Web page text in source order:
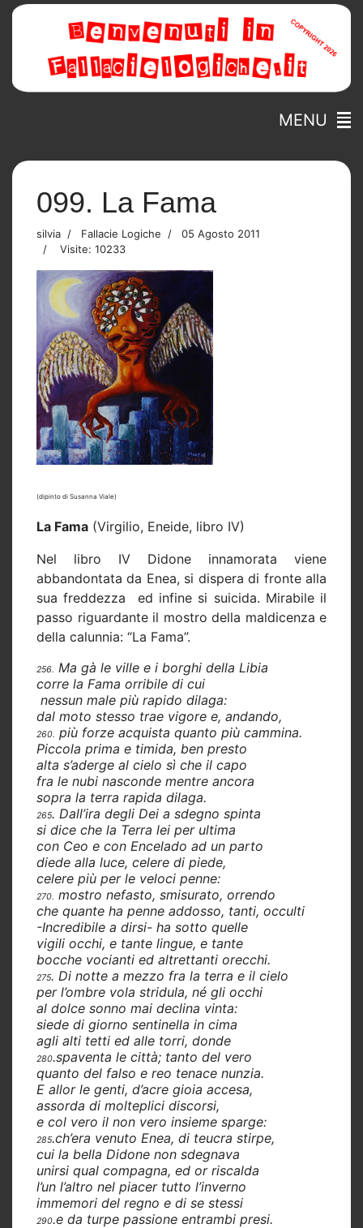
MENU
099. La Fama
silvia Fallacie Logiche
05 Agosto 2011
Visite: 10233
(dipinto di Susanna Viale)
La Fama (Virgilio, Eneide, libro IV)
Nel libro IV Didone innamorata viene
abbandontata da Enea, si dispera di fronte alla
sua freddezza
ed infine si suicida. Mirabile il
passo riguardante il mostro della maldicenza e
della calunnia: “La Fama”.
256.
Ma gà le ville e i borghi della Libia
corre la Fama orribile di cui
nessun male più rapido dilaga:
dal moto stesso trae vigore e, andando,
260.
più forze acquista quanto più cammina.
Piccola prima e timida, ben presto
alta s’aderge al cielo sì che il capo
fra le nubi nasconde mentre ancora
sopra la terra rapida dilaga.
265. Dall’ira degli Dei a sdegno spinta
si dice che la Terra lei per ultima
con Ceo e con Encelado ad un parto
diede alla luce, celere di piede,
celere più per le veloci penne:
270.
mostro nefasto, smisurato, orrendo
che quante ha penne addosso, tanti, occulti
-Incredibile a dirsi- ha sotto quelle
vigili occhi, e tante lingue, e tante
bocche vocianti ed altrettanti orecchi.
275. Di notte a mezzo fra la terra e il cielo
per l’ombre vola stridula, né gli occhi
al dolce sonno mai declina vinta:
siede di giorno sentinella in cima
agli alti tetti ed alle torri, donde
280.spaventa le città; tanto del vero
quanto del falso e reo tenace nunzia.
E allor le genti, d’acre gioia accesa,
assorda di molteplici discorsi,
e col vero il non vero insieme sparge:
285.ch’era venuto Enea, di teucra stirpe,
cui la bella Didone non sdegnava
unirsi qual compagna, ed or riscalda
l’un l’altro nel piacer tutto l’inverno
immemori del regno e di se stessi
290.e da turpe passione entrambi presi.